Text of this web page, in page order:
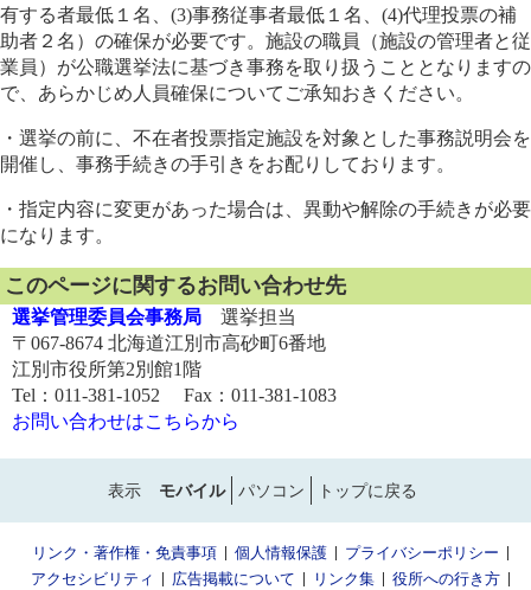
有する者最低１名、(3)事務従事者最低１名、(4)代理投票の補
助者２名）の確保が必要です。施設の職員（施設の管理者と従
業員）が公職選挙法に基づき事務を取り扱うこととなりますの
で、あらかじめ人員確保についてご承知おきください。
・選挙の前に、不在者投票指定施設を対象とした事務説明会を
開催し、事務手続きの手引きをお配りしております。
・指定内容に変更があった場合は、異動や解除の手続きが必要
になります。
このページに関するお問い合わせ先
選挙管理委員会事務局 選挙担当
〒067-8674 北海道江別市高砂町6番地
江別市役所第2別館1階
Tel：011-381-1052 Fax：011-381-1083
お問い合わせはこちらから
表示 モバイル パソコン トップに戻る
リンク・著作権・免責事項 個人情報保護
プライバシーポリシー
アクセシビリティ
広告掲載について リンク集 役所への行き方